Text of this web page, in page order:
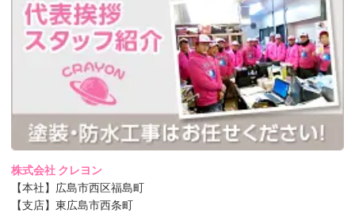
株式会社 クレヨン
【本社】広島市西区福島町
【支店】東広島市西条町